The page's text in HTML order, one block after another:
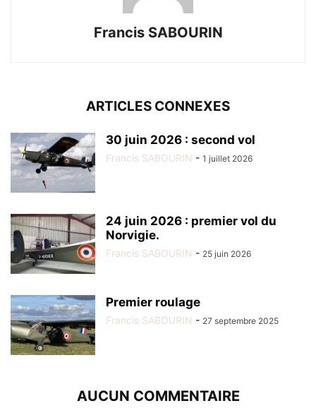
Francis SABOURIN
ARTICLES CONNEXES
30 juin 2026 : second vol
Francis SABOURIN - 1 juillet 2026
24 juin 2026 : premier vol du
Norvigie.
Francis SABOURIN - 25 juin 2026
Premier roulage
Francis SABOURIN - 27 septembre 2025
AUCUN COMMENTAIRE